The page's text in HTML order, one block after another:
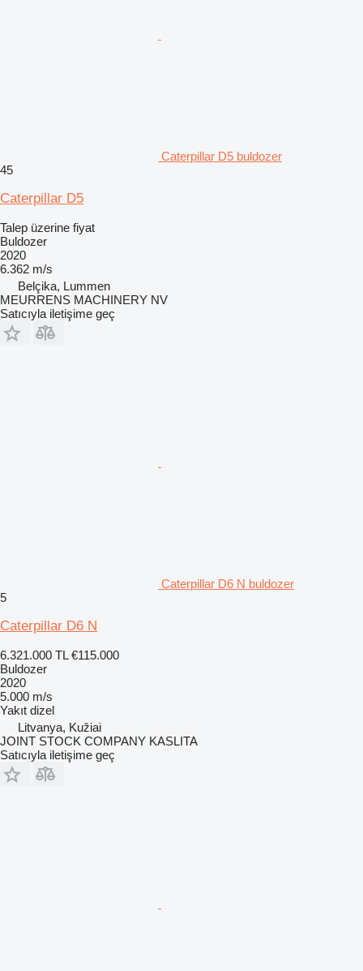
Caterpillar D5 buldozer
45
Caterpillar D5
Talep üzerine fiyat
Buldozer
2020
6.362 m/s
Belçika, Lummen
MEURRENS MACHINERY NV
Satıcıyla iletişime geç
Caterpillar D6 N buldozer
5
Caterpillar D6 N
6.321.000 TL €115.000
Buldozer
2020
5.000 m/s
Yakıt dizel
Litvanya, Kužiai
JOINT STOCK COMPANY KASLITA
Satıcıyla iletişime geç